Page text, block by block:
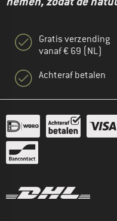
Gratis verzending
vanaf € 69 (NL)
Achteraf betalen